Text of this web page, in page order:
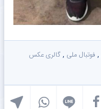
, فوتبال ملی , گالری عکس